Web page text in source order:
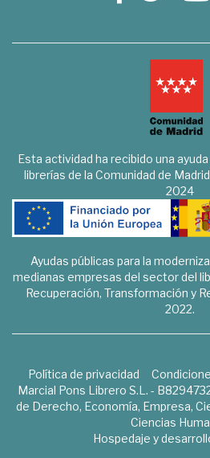
Esta actividad ha recibido una
librerías de la Comunidad de
2024
Ayudas públicas para la
medianas empresas del sector del
Recuperación, Transformación y
2022.
Política de privacidad
Marcial Pons Librero S.L. -
de Derecho, Economía, Empresa,
Ciencias
Hospedaje y